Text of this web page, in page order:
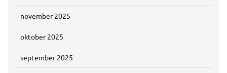
november 2025
oktober 2025
september 2025